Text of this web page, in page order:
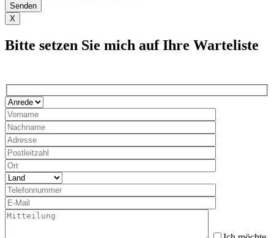
X
Bitte setzen Sie mich auf Ihre Warteliste